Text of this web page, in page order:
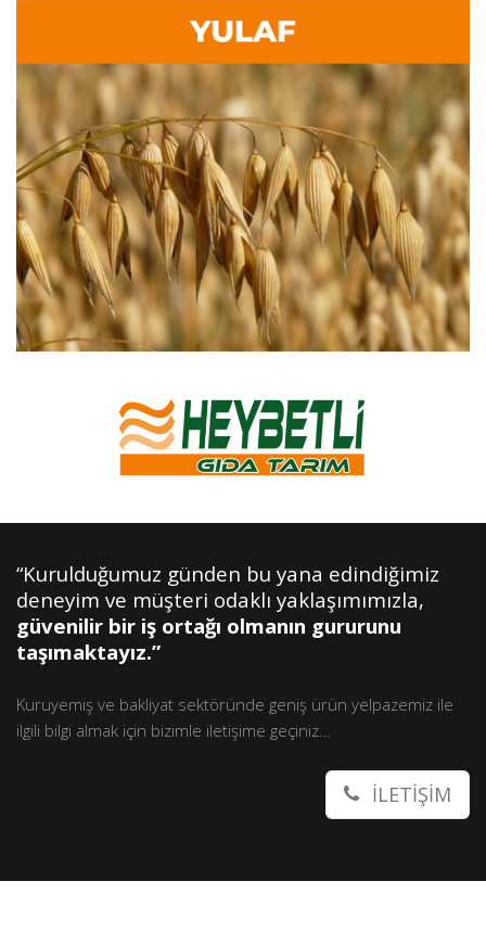
“Kurulduğumuz günden bu yana edindiğimiz
deneyim ve müşteri odaklı yaklaşımımızla,
güvenilir bir iş ortağı olmanın gururunu
taşımaktayız.”
Kuruyemiş ve bakliyat sektöründe geniş ürün yelpazemiz ile
ilgili bilgi almak için bizimle iletişime geçiniz…
İLETİŞİM